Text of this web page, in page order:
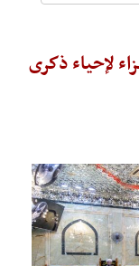
لإحياء ذكرى